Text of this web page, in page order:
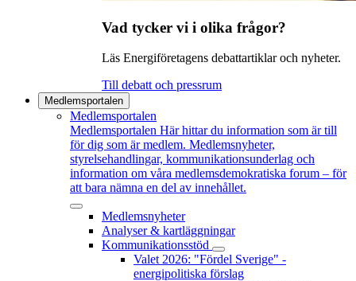
Vad tycker vi i olika frågor?
Läs Energiföretagens debattartiklar och nyheter.
Till debatt och pressrum
Medlemsportalen
Medlemsportalen
Medlemsportalen Här hittar du information som är till
för dig som är medlem. Medlemsnyheter,
styrelsehandlingar, kommunikationsunderlag och
information om våra medlemsdemokratiska forum – för
att bara nämna en del av innehållet.
Medlemsnyheter
Analyser & kartläggningar
Kommunikationsstöd
Valet 2026: "Fördel Sverige" -
energipolitiska förslag